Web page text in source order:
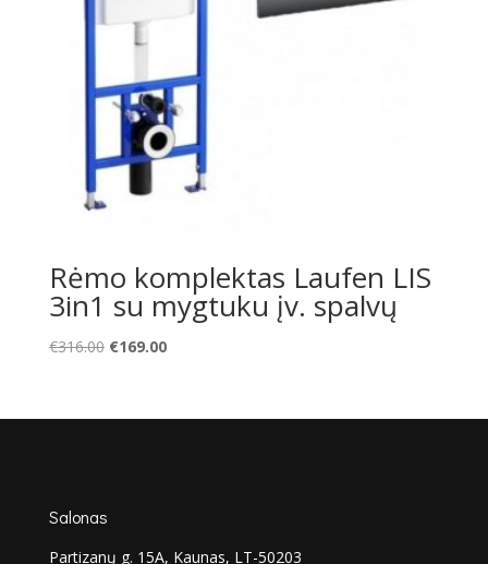
Rėmo komplektas Laufen LIS
3in1 su mygtuku įv. spalvų
€316.00 Original
€316.00.
€169.00Current
€169.00.
Salonas
Partizanų g. 15A, Kaunas, LT-50203